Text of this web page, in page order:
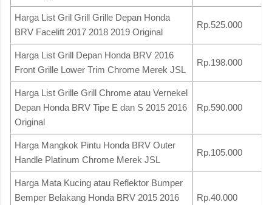
Harga List Gril Grill Grille Depan Honda
BRV Facelift 2017 2018 2019 Original
Rp.525.000
Harga List Grill Depan Honda BRV 2016
Front Grille Lower Trim Chrome Merek JSL
Rp.198.000
Harga List Grille Grill Chrome atau Vernekel
Depan Honda BRV Tipe E dan S 2015 2016
Original
Rp.590.000
Harga Mangkok Pintu Honda BRV Outer
Handle Platinum Chrome Merek JSL
Rp.105.000
Harga Mata Kucing atau Reflektor Bumper
Bemper Belakang Honda BRV 2015 2016
Rp.40.000